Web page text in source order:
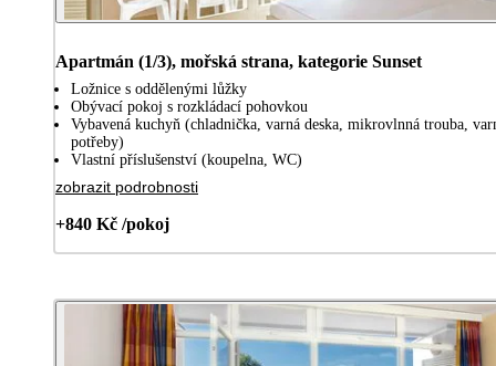
Apartmán (1/3), mořská strana, kategorie Sunset
Ložnice s oddělenými lůžky
Obývací pokoj s rozkládací pohovkou
Vybavená kuchyň (chladnička, varná deska, mikrovlnná trouba,
potřeby)
Vlastní příslušenství (koupelna, WC)
zobrazit podrobnosti
+840 Kč /pokoj